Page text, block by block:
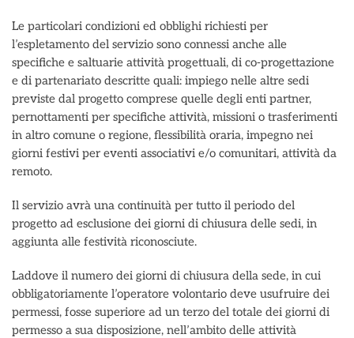
Le particolari condizioni ed obblighi richiesti per
l’espletamento del servizio sono connessi anche alle
specifiche e saltuarie attività progettuali, di co-progettazione
e di partenariato descritte quali: impiego nelle altre sedi
previste dal progetto comprese quelle degli enti partner,
pernottamenti per specifiche attività, missioni o trasferimenti
in altro comune o regione, flessibilità oraria, impegno nei
giorni festivi per eventi associativi e/o comunitari, attività da
remoto.
Il servizio avrà una continuità per tutto il periodo del
progetto ad esclusione dei giorni di chiusura delle sedi, in
aggiunta alle festività riconosciute.
Laddove il numero dei giorni di chiusura della sede, in cui
obbligatoriamente l’operatore volontario deve usufruire dei
permessi, fosse superiore ad un terzo del totale dei giorni di
permesso a sua disposizione, nell’ambito delle attività